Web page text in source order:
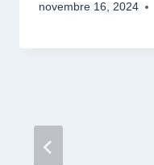
novembre 16, 2024